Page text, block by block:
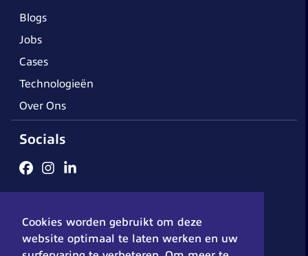
Cookies worden gebruikt om deze
website optimaal te laten werken en uw
Blogs
Jobs
Cases
Technologieën
Over Ons
Socials
Privacybeleid© 2026 - DX-Solutions